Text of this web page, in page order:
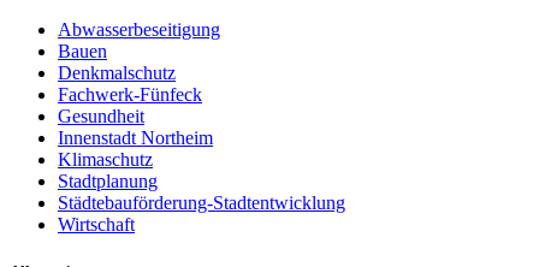
Abwasserbeseitigung
Bauen
Denkmalschutz
Fachwerk-Fünfeck
Gesundheit
Innenstadt Northeim
Klimaschutz
Stadtplanung
Städtebauförderung-Stadtentwicklung
Wirtschaft